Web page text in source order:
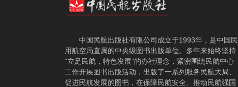
中国民航出版社有限公司成立于1993年，是中国民
用航空局直属的中央级图书出版单位。多年来始终坚持
“立足民航，特色发展”的办社理念，紧密围绕民航中心
工作开展图书出版活动，出版了一系列服务民航大局、
促进民航发展的图书，在保障民航安全、推动民航强国